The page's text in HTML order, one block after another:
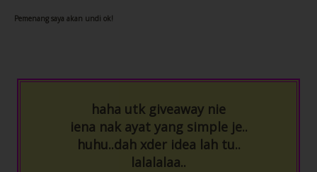
Pemenang saya akan undi ok!
haha utk giveaway nie
iena nak ayat yang simple je..
huhu..dah xder idea lah tu..
lalalalaa..
macam-macam ada..
1) Ring keychain berantai(diameter: 2.2cm)
Price : RM 3.50/dozen